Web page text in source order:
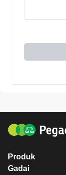
Produk
Gadai